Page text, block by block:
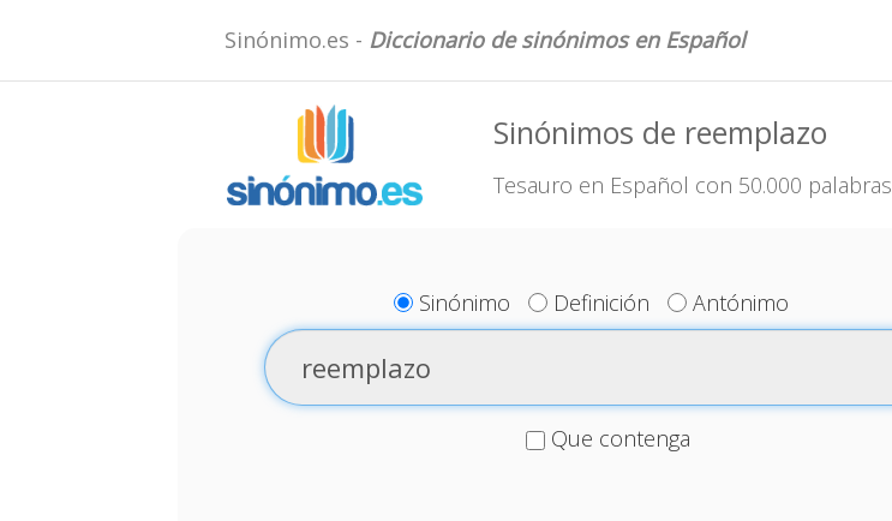
Sinónimo.es - Diccionario de sinónimos en Español
Sinónimos de reemplazo
Tesauro en Español con 50.000 palabras
Sinónimo Definición Antónimo
Que contenga